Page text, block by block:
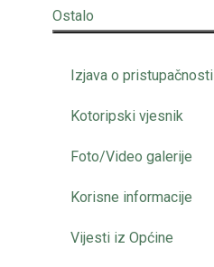
Ostalo
Izjava o pristupačnosti
Kotoripski vjesnik
Foto/Video galerije
Korisne informacije
Vijesti iz Općine